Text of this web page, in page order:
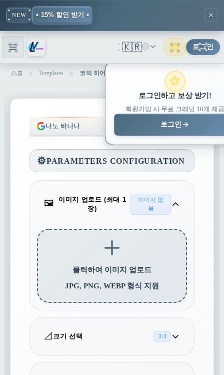
NEW 15% 할인 받기
🇰🇷 로그인
로그인하고 보상 받기!
회원가입 시 무료 크레딧 10개 제공
로그인
홈 Templates
나노 바나나 나노 바나나 프로
⚙️PARAMETERS CONFIGURATION
🖼️
이미지 업로드 (최대 1
장)
이미지 없
음
클릭하여 이미지 업로드
JPG, PNG, WEBP 형식 지원
📐 크기 선택 3:4